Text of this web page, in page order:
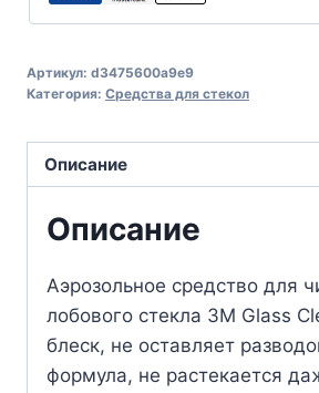
Артикул: d3475600a9e9
Категория: Средства для стекол
Описание
Описание
Аэрозольное средство для
лобового стекла 3M Glass
блеск, не оставляет
формула, не растекается